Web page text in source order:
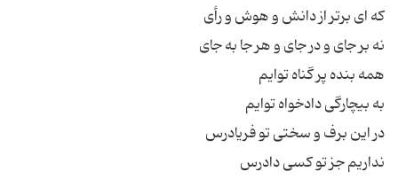
که ای برتر از دانش و هوش و رأی
نه بر جای و در جای و هر جا به جای
همه بنده پر گناه توایم
به بیچارگی دادخواه توایم
در این برف و سختی تو فریادرس
نداریم جز تو کسی دادرس